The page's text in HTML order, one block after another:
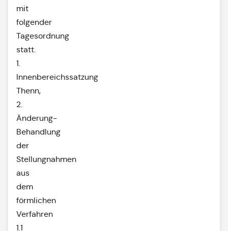
mit
folgender
Tagesordnung
statt.
1.
Innenbereichssatzung
Thenn,
2.
Änderung-
Behandlung
der
Stellungnahmen
aus
dem
förmlichen
Verfahren
1.1